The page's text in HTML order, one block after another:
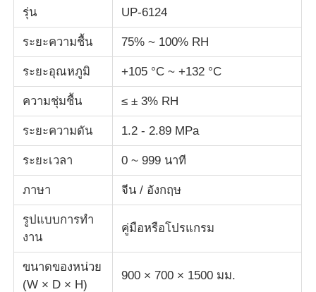
ห้องทดสอบสิ่งแวดล้อม
เครื่องทดสอบสากล
เครื่องทดสอบแรงกระแทก
อุปกรณ์ทดสอบยาง
อุปกรณ์ทดสอบรองเท้า
รุ่น UP-6124
ระยะความชื้น 75% ~ 100% RH
ระยะอุณหภูมิ +105 °C ~ +132 °C
ความชุ่มชื้น ≤ ± 3% RH
ระยะความดัน 1.2 - 2.89 MPa
ระยะเวลา 0 ~ 999 นาที
ภาษา จีน / อังกฤษ
รูปแบบการทํา
งาน
คู่มือหรือโปรแกรม
ขนาดของหน่วย
(W × D × H)
900 × 700 × 1500 มม.